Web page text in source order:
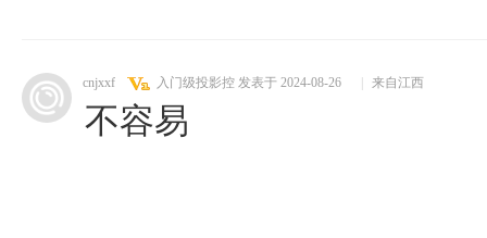
cnjxxf 入门级投影控 发表于 2024-08-26 来自江西
不容易